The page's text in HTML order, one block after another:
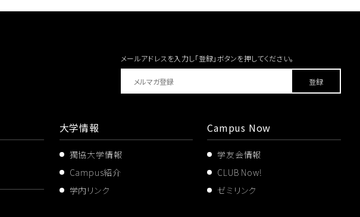
メールアドレスを入力し「登録」ボタンを押してください。
大学情報
獨協大学情報
Campus紹介
学内リンク
Campus Now
学友会情報
CLUB Now!
ゼミリンク